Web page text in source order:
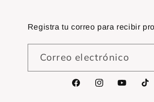
Registra tu correo para recibir
Correo electrónico
FacebookInstagramYouTube